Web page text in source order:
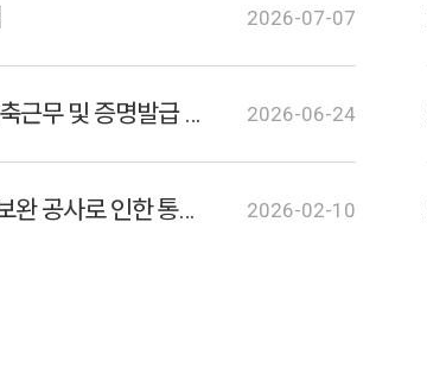
2026-07-07
[학생원스톱지원센터] 하계방학 단축근무 및 증명발급 안내 2026-06-24
취창업관(B1) 및 성당(B3) 보행로 보완 공사로 인한 통행제한 안내 2026-02-10